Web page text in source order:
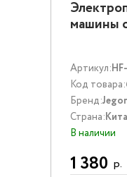
машины
Артикул:
Код товара:
Бренд:
Страна:
В наличии
1 380 р.